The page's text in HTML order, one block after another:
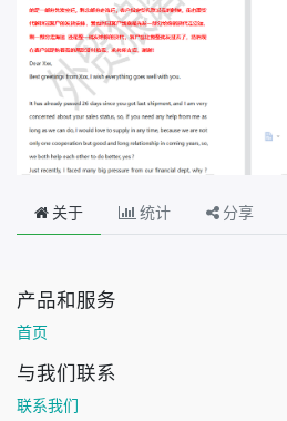
关于 统计 分享
产品和服务
首页
与我们联系
联系我们